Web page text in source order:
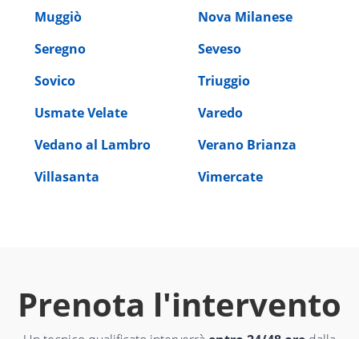
Muggiò
Nova Milanese
Seregno
Seveso
Sovico
Triuggio
Usmate Velate
Varedo
Vedano al Lambro
Verano Brianza
Villasanta
Vimercate
Prenota l'intervento